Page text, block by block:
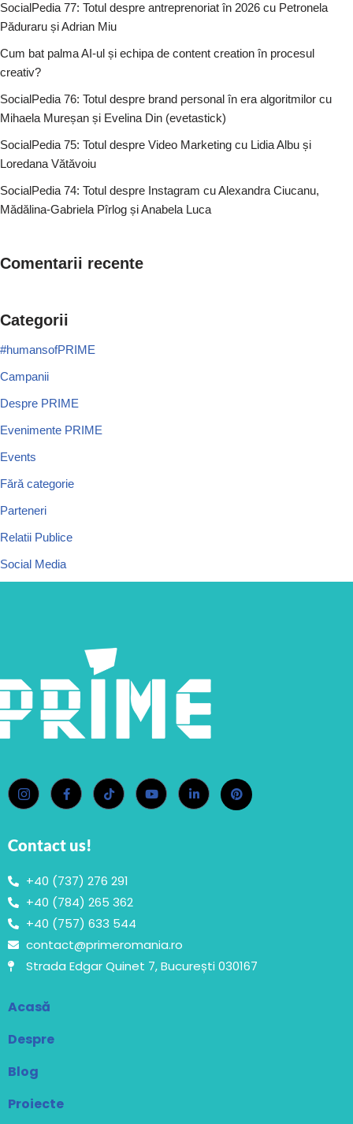
SocialPedia 77: Totul despre antreprenoriat în 2026 cu Petronela
Păduraru și Adrian Miu
Cum bat palma AI-ul și echipa de content creation în procesul
creativ?
SocialPedia 76: Totul despre brand personal în era algoritmilor cu
Mihaela Mureșan și Evelina Din (evetastick)
SocialPedia 75: Totul despre Video Marketing cu Lidia Albu și
Loredana Vătăvoiu
SocialPedia 74: Totul despre Instagram cu Alexandra Ciucanu,
Mădălina-Gabriela Pîrlog și Anabela Luca
Comentarii recente
Categorii
#humansofPRIME
Campanii
Despre PRIME
Evenimente PRIME
Events
Fără categorie
Parteneri
Relatii Publice
Social Media
Contact us!
+40 (737) 276 291
+40 (784) 265 362
+40 (757) 633 544
contact@primeromania.ro
Strada Edgar Quinet 7, București 030167
Acasă
Despre
Blog
Proiecte